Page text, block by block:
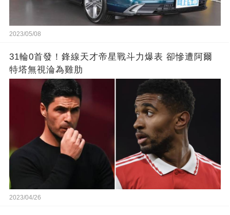
2023/05/08
31輪0首發！鋒線天才帝星戰斗力爆表 卻慘遭阿爾
特塔無視淪為雞肋
2023/04/26